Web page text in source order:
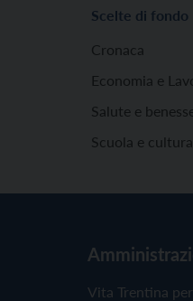
Scelte di fondo
Cronaca
Economia e
Salute e
Scuola e cultura
Vita Trentina